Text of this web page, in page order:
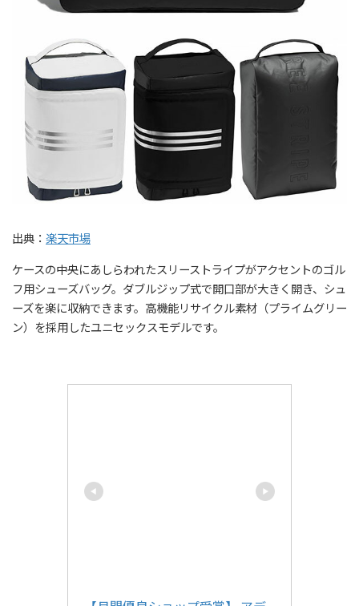
出典： 楽天市場
ケースの中央にあしらわれたスリーストライプがアクセントのゴル
フ用シューズバッグ。ダブルジップ式で開口部が大きく開き、シュ
ーズを楽に収納できます。高機能リサイクル素材（プライムグリー
ン）を採用したユニセックスモデルです。